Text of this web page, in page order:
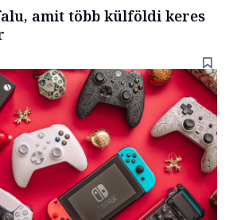
amit több külföldi keres